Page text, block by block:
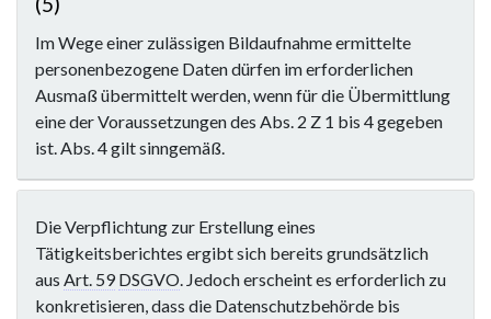
Im Wege einer zulässigen Bildaufnahme ermittelte
personenbezogene Daten dürfen im erforderlichen
Ausmaß übermittelt werden, wenn für die Übermittlung
eine der Voraussetzungen des Abs. 2 Z 1 bis 4 gegeben
ist. Abs. 4 gilt sinngemäß.
Die Verpflichtung zur Erstellung eines
Tätigkeitsberichtes ergibt sich bereits grundsätzlich
aus Art. 59 DSGVO . Jedoch erscheint es erforderlich zu
konkretisieren, dass die Datenschutzbehörde bis